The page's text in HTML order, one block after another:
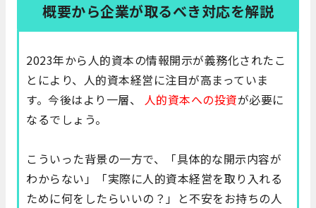
概要から企業が取るべき対応を解説
2023年から人的資本の情報開示が義務化されたこ
とにより、人的資本経営に注目が高まっていま
す。今後はより一層、 人的資本への投資が必要に
なるでしょう。
こういった背景の一方で、「具体的な開示内容が
わからない」「実際に人的資本経営を取り入れる
ために何をしたらいいの？」と不安をお持ちの人